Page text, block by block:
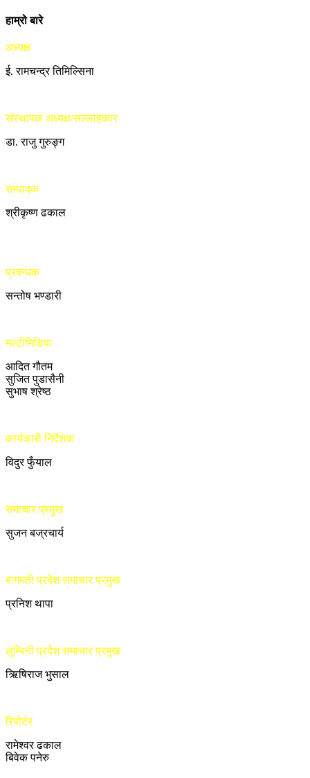
हाम्रो बारे
अध्यक्ष
ई. रामचन्द्र तिमिल्सिना
संस्थापक अध्यक्ष/सल्लाहकार
डा. राजु गुरुङ्ग
सम्पादक
श्रीकृष्ण ढकाल
प्रबन्धक
सन्तोष भण्डारी
मल्टीमिडिया
आदित गौतम
सुजित पुडासैनी
सुभाष श्रेष्ठ
कार्यकारी निर्देशक
विदुर फुँयाल
समाचार प्रमुख
सुजन बज्रचार्य
बागमती प्रदेश समाचार प्रमुख
प्रनिश थापा
लुम्बिनी प्रदेश समाचार प्रमुख
ऋिषिराज भुसाल
रिपोर्टर
रामेश्वर ढकाल
बिवेक पनेरु